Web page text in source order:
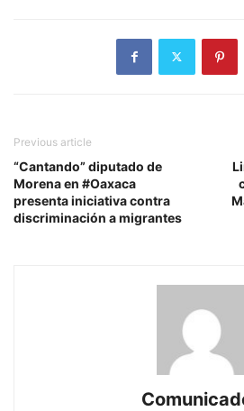
Previous article
“Cantando” diputado de
Morena en #Oaxaca
presenta iniciativa contra
discriminación a migrantes